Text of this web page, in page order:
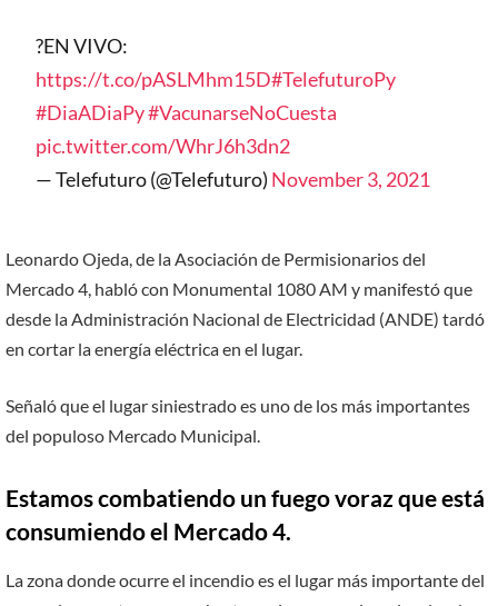
?EN VIVO:
https://t.co/pASLMhm15D#TelefuturoPy
#DiaADiaPy#VacunarseNoCuesta
pic.twitter.com/WhrJ6h3dn2
— Telefuturo (@Telefuturo) November 3, 2021
Leonardo Ojeda, de la Asociación de Permisionarios del
Mercado 4, habló con Monumental 1080 AM y manifestó que
desde la Administración Nacional de Electricidad (ANDE) tardó
en cortar la energía eléctrica en el lugar.
Señaló que el lugar siniestrado es uno de los más importantes
del populoso Mercado Municipal.
Estamos combatiendo un fuego voraz que está
consumiendo el Mercado 4.
La zona donde ocurre el incendio es el lugar más importante del